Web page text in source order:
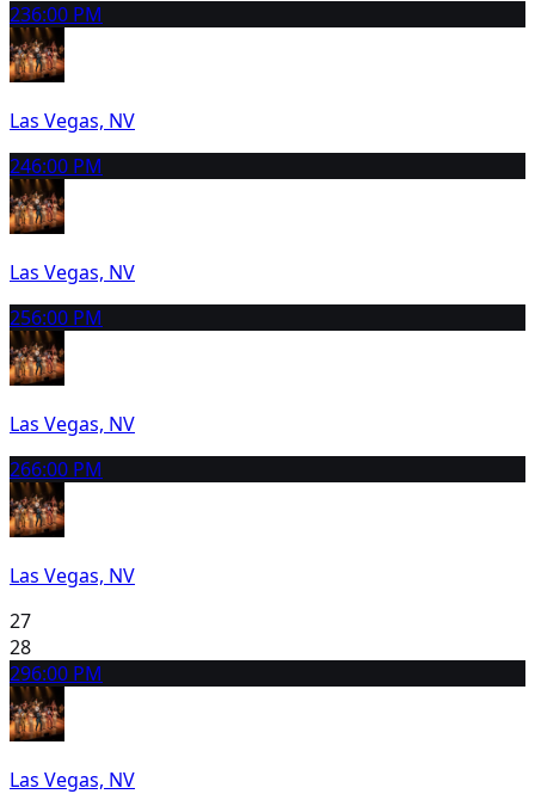
236:00 PM
Las Vegas, NV
246:00 PM
Las Vegas, NV
256:00 PM
Las Vegas, NV
266:00 PM
Las Vegas, NV
27
28
296:00 PM
Las Vegas, NV